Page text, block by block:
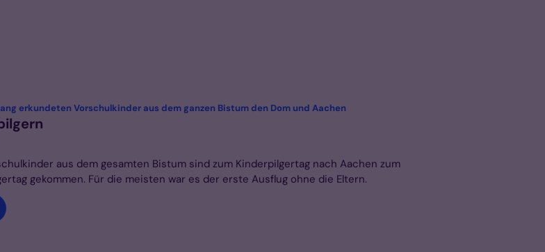
erkundeten Vorschulkinder aus dem ganzen Bistum den Dom und Aachen
aus dem gesamten Bistum sind zum Kinderpilgertag nach Aachen zum
gekommen. Für die meisten war es der erste Ausflug ohne die Eltern.